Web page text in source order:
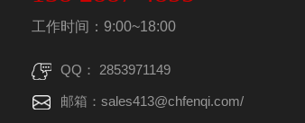
工作时间：9:00~18:00
QQ： 2853971149
邮箱：sales413@chfenqi.com/